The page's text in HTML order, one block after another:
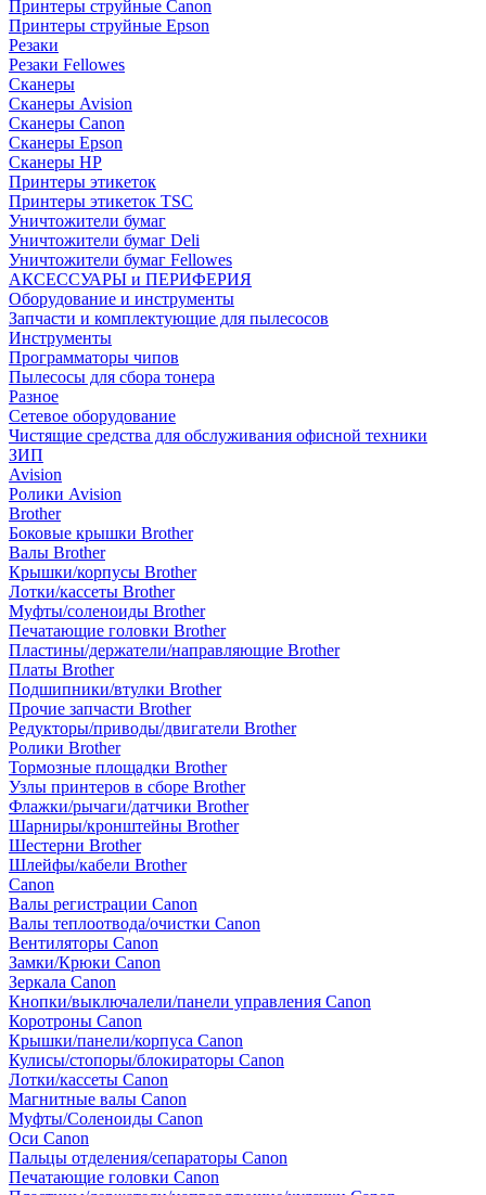
Принтеры струйные Canon
Принтеры струйные Epson
Резаки
Резаки Fellowes
Сканеры
Сканеры Avision
Сканеры Canon
Сканеры Epson
Сканеры HP
Принтеры этикеток
Принтеры этикеток TSC
Уничтожители бумаг
Уничтожители бумаг Deli
Уничтожители бумаг Fellowes
АКСЕССУАРЫ и ПЕРИФЕРИЯ
Оборудование и инструменты
Запчасти и комплектующие для пылесосов
Инструменты
Программаторы чипов
Пылесосы для сбора тонера
Разное
Сетевое оборудование
Чистящие средства для обслуживания офисной техники
ЗИП
Avision
Ролики Avision
Brother
Боковые крышки Brother
Валы Brother
Крышки/корпусы Brother
Лотки/кассеты Brother
Муфты/соленоиды Brother
Печатающие головки Brother
Пластины/держатели/направляющие Brother
Платы Brother
Подшипники/втулки Brother
Прочие запчасти Brother
Редукторы/приводы/двигатели Brother
Ролики Brother
Тормозные площадки Brother
Узлы принтеров в сборе Brother
Флажки/рычаги/датчики Brother
Шарниры/кронштейны Brother
Шестерни Brother
Шлейфы/кабели Brother
Canon
Валы регистрации Canon
Валы теплоотвода/очистки Canon
Вентиляторы Canon
Замки/Крюки Canon
Зеркала Canon
Кнопки/выключалели/панели управления Canon
Коротроны Canon
Крышки/панели/корпуса Canon
Кулисы/стопоры/блокираторы Canon
Лотки/кассеты Canon
Магнитные валы Canon
Муфты/Соленоиды Canon
Оси Canon
Пальцы отделения/сепараторы Canon
Печатающие головки Canon